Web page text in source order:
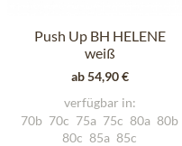
Push Up BH HELENE
weiß
ab 54,90 €
verfügbar in:
70b 70c 75a 75c 80a 80b
80c 85a 85c